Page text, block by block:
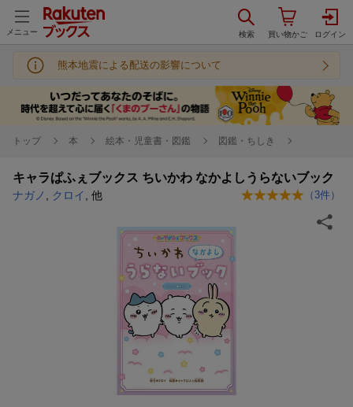
メニュー
熊本地震による配送の影響について
トップ 本 絵本・児童書・図鑑 図鑑・ちしき
キャラぱふぇブックス ちいかわ なかよしうらないブック
ナガノ クロイ , 他 （ 3件）